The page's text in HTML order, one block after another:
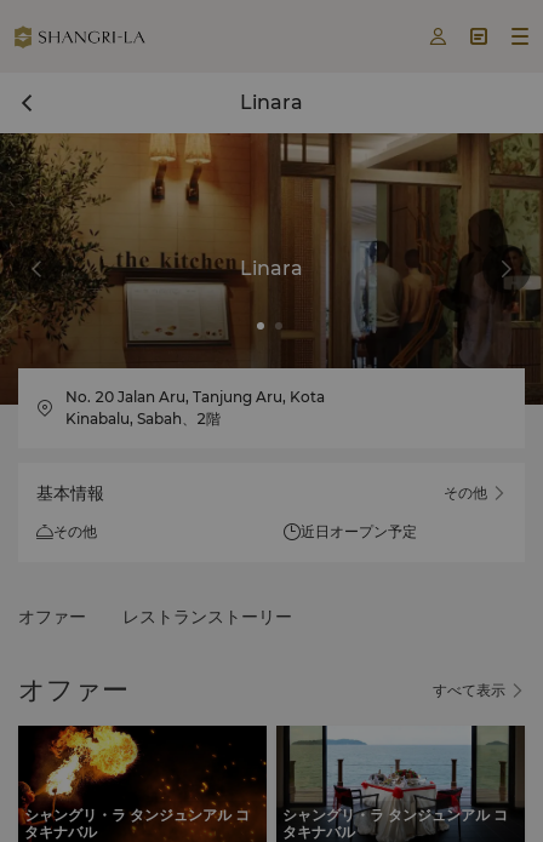
  
Linara
Linara
No. 20 Jalan Aru, Tanjung Aru, Kota
Kinabalu, Sabah、2階
基本情報 その他
その他 近日オープン予定
オファー レストランストーリー
オファー すべて表示
シャングリ・ラ タンジュンアル コ
タキナバル
シャングリ・ラ タンジュンアル コ
タキナバル